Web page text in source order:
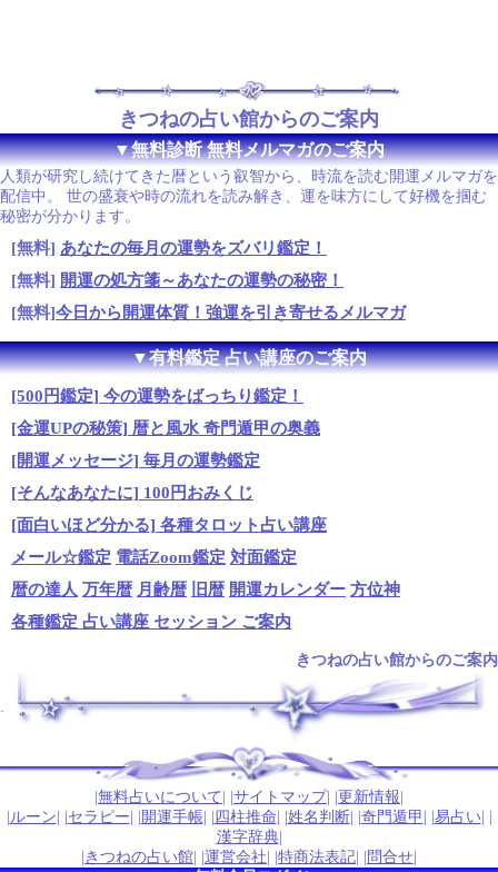
きつねの占い館からのご案内
▼無料診断 無料メルマガのご案内
人類が研究し続けてきた暦という叡智から、時流を読む開運メルマガを
配信中。 世の盛衰や時の流れを読み解き、運を味方にして好機を掴む
秘密が分かります。
[無料] あなたの毎月の運勢をズバリ鑑定！
[無料] 開運の処方箋～あなたの運勢の秘密！
[無料]今日から開運体質！強運を引き寄せるメルマガ
▼有料鑑定 占い講座のご案内
[500円鑑定] 今の運勢をばっちり鑑定！
[金運UPの秘策] 暦と風水 奇門遁甲の奥義
[開運メッセージ] 毎月の運勢鑑定
[そんなあなたに] 100円おみくじ
[面白いほど分かる] 各種タロット占い講座
メール☆鑑定 電話Zoom鑑定 対面鑑定
暦の達人 万年暦 月齢暦 旧暦 開運カレンダー 方位神
各種鑑定 占い講座 セッション ご案内
きつねの占い館からのご案内
無料占いについて サイトマップ 更新情報
ルーン セラピー 開運手帳 四柱推命 姓名判断| | 奇門遁甲 易占い
漢字辞典|
きつねの占い館 運営会社 特商法表記 問合せ